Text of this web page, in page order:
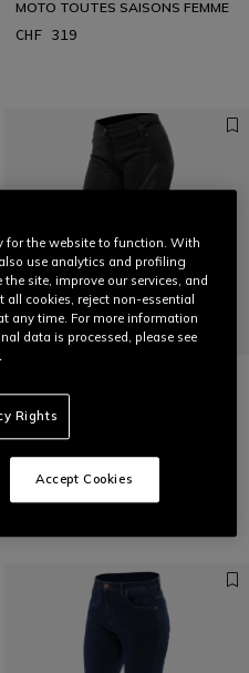
MOTO TOUTES SAISONS FEMME
CHF 319
CHF 260
for the website to function. With
use analytics and profiling
site, improve our services, and
all cookies, reject non-essential
any time. For more information
data is processed, please see
Rights
Accept Cookies